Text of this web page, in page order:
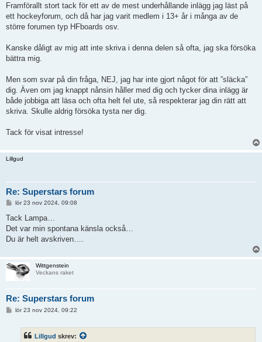
Framförallt stort tack för ett av de mest underhållande inlägg jag läst på
ett hockeyforum, och då har jag varit medlem i 13+ år i många av de
större forumen typ HFboards osv.
Kanske dåligt av mig att inte skriva i denna delen så ofta, jag ska försöka
bättra mig.
Men som svar på din fråga, NEJ, jag har inte gjort något för att ”släcka”
dig. Även om jag knappt nånsin håller med dig och tycker dina inlägg är
både jobbiga att läsa och ofta helt fel ute, så respekterar jag din rätt att
skriva. Skulle aldrig försöka tysta ner dig.
Tack för visat intresse!
Lillgud
Re: Superstars forum
l
g
g
lör 23 nov 2024, 09:08
Tack Lampa…
Det var min spontana känsla också…
Du är helt avskriven….
Wittgenstein
Veckans raket
Re: Superstars forum
lör 23 nov 2024, 09:22
Lillgud skrev: